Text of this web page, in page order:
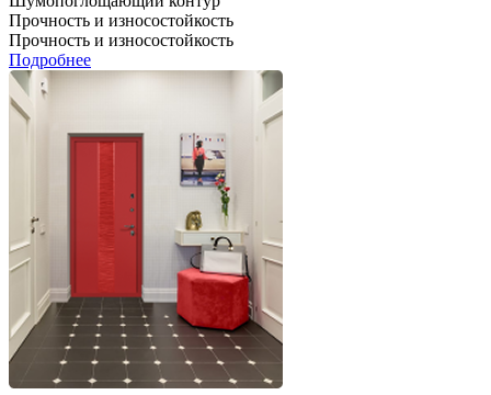
Прочность и износостойкость
Прочность и износостойкость
Подробнее